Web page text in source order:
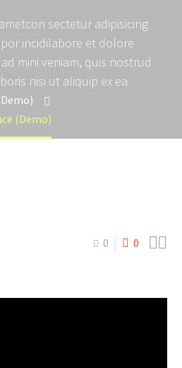
sectetur adipisicing
incidilabore et dolore
mini veniam, quis nostrud
nisi ut aliquip ex ea
(Demo)
0 0 